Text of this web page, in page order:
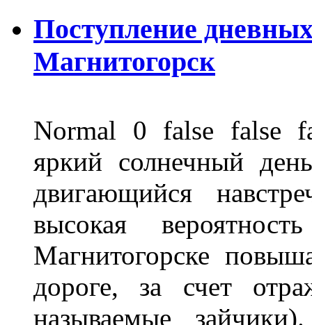
Поступление
Магнитогорск
Normal 0 false false
яркий солнечный
двигающийся
высокая
Магнитогорске
дороге, за счет
называемые